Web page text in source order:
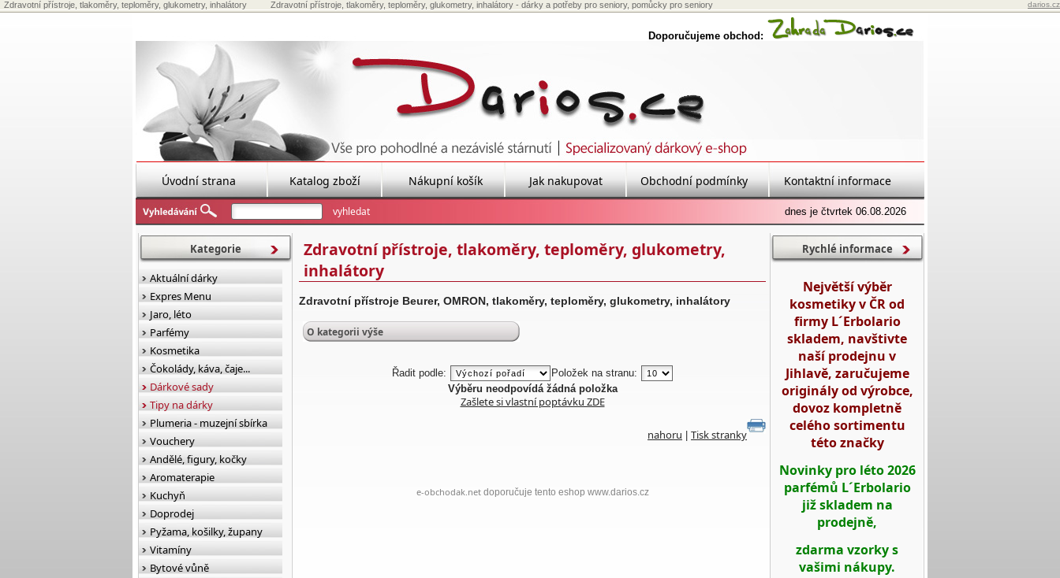
Zdravotní přístroje, tlakoměry, teploměry, glukometry, inhalátory Zdravotní přístroje, tlakoměry, teploměry, glukometry, inhalátory - dárky a potřeby pro seniory, pomůcky pro seniory darios.cz
Doporučujeme obchod:
Úvodní strana Katalog zboží Nákupní košík Jak nakupovat Obchodní podmínky Kontaktní informace
dnes je čtvrtek 06.08.2026
Zdravotní přístroje, tlakoměry, teploměry, glukometry,
inhalátory
Zdravotní přístroje Beurer, OMRON, tlakoměry, teploměry, glukometry, inhalátory
O kategorii výše
Řadit podle:
Položek na stranu:
Výběru neodpovídá žádná položka
Zašlete si vlastní poptávku ZDE
nahoru Tisk stranky
e-obchodak.netdoporučuje tento eshop www.darios.cz
Kategorie
Aktuální dárky
Expres Menu
Jaro, léto
Parfémy
Kosmetika
Čokolády, káva, čaje...
Dárkové sady
Tipy na dárky
Plumeria - muzejní sbírka
Vouchery
Andělé, figury, kočky
Aromaterapie
Kuchyň
Doprodej
Pyžama, košilky, župany
Vitamíny
Bytové vůně
Rychlé informace
Největší výběr
kosmetiky v ČR od
firmy L´Erbolario
skladem, navštivte
naší prodejnu v
Jihlavě, zaručujeme
originály od výrobce,
dovoz kompletně
celého sortimentu
této značky
Novinky pro léto 2026
parfémů L´Erbolario
již skladem na
prodejně,
zdarma vzorky s
vašimi nákupy.